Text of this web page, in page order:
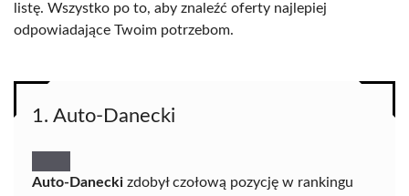
listę. Wszystko po to, aby znaleźć oferty najlepiej
odpowiadające Twoim potrzebom.
1. Auto-Danecki
Auto-Danecki zdobył czołową pozycję w rankingu